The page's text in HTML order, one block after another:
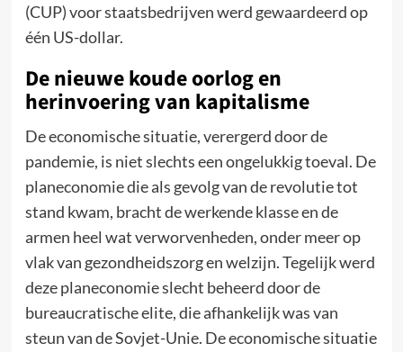
(CUP) voor staatsbedrijven werd gewaardeerd op
één US-dollar.
De nieuwe koude oorlog en
herinvoering van kapitalisme
De economische situatie, verergerd door de
pandemie, is niet slechts een ongelukkig toeval. De
planeconomie die als gevolg van de revolutie tot
stand kwam, bracht de werkende klasse en de
armen heel wat verworvenheden, onder meer op
vlak van gezondheidszorg en welzijn. Tegelijk werd
deze planeconomie slecht beheerd door de
bureaucratische elite, die afhankelijk was van
steun van de Sovjet-Unie. De economische situatie